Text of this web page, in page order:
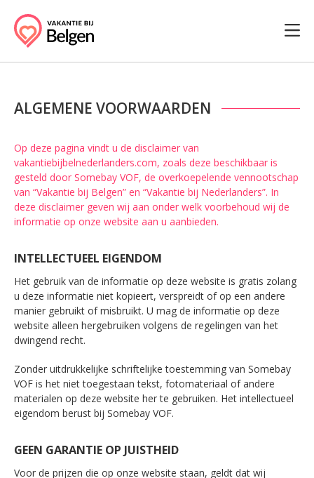
ALGEMENE VOORWAARDEN
Op deze pagina vindt u de disclaimer van
vakantiebijbelnederlanders.com, zoals deze beschikbaar is
gesteld door Somebay VOF, de overkoepelende vennootschap
van “Vakantie bij Belgen” en “Vakantie bij Nederlanders”. In
deze disclaimer geven wij aan onder welk voorbehoud wij de
informatie op onze website aan u aanbieden.
INTELLECTUEEL EIGENDOM
Het gebruik van de informatie op deze website is gratis zolang
u deze informatie niet kopieert, verspreidt of op een andere
manier gebruikt of misbruikt. U mag de informatie op deze
website alleen hergebruiken volgens de regelingen van het
dwingend recht.
Zonder uitdrukkelijke schriftelijke toestemming van Somebay
VOF is het niet toegestaan tekst, fotomateriaal of andere
materialen op deze website her te gebruiken. Het intellectueel
eigendom berust bij Somebay VOF.
GEEN GARANTIE OP JUISTHEID
Voor de prijzen die op onze website staan, geldt dat wij